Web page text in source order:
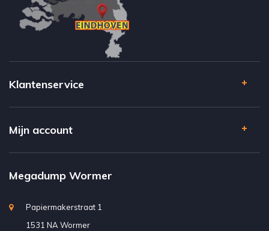
Klantenservice
Mijn account
Megadump Wormer
Papiermakerstraat 1
1531 NA Wormer